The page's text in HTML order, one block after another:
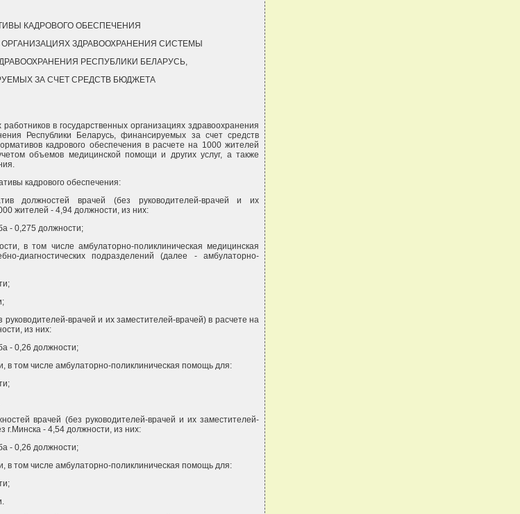
КАДРОВОГО ОБЕСПЕЧЕНИЯ
ЗДРАВООХРАНЕНИЯ СИСТЕМЫ
РЕСПУБЛИКИ БЕЛАРУСЬ,
ЗА СЧЕТ СРЕДСТВ БЮДЖЕТА
в государственных организациях здравоохранения
Республики Беларусь, финансируемых за счет средств
кадрового обеспечения в расчете на 1000 жителей
объемов медицинской помощи и других услуг, а также
кадрового обеспечения:
должностей врачей (без руководителей-врачей и их
жителей - 4,94 должности, из них:
- 0,275 должности;
в том числе амбулаторно-поликлиническая медицинская
диагностических подразделений (далее - амбулаторно-
врачей и их заместителей-врачей) в расчете на
из них:
- 0,26 должности;
в том числе амбулаторно-поликлиническая помощь для:
врачей (без руководителей-врачей и их заместителей-
г.Минска - 4,54 должности, из них:
- 0,26 должности;
в том числе амбулаторно-поликлиническая помощь для: